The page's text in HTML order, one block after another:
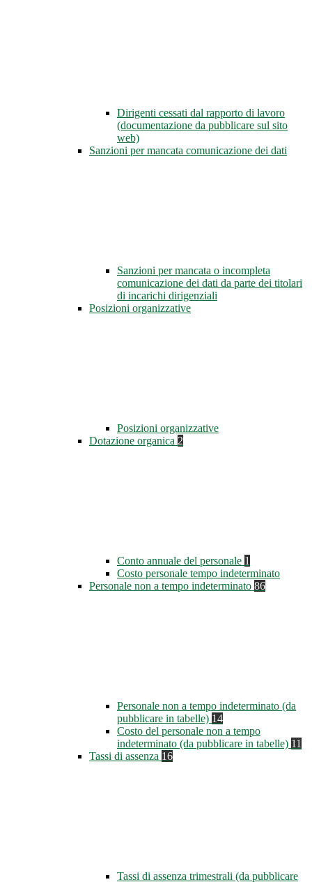
Dirigenti cessati dal rapporto di lavoro
(documentazione da pubblicare sul sito
web)
Sanzioni per mancata comunicazione dei dati
Sanzioni per mancata o incompleta
comunicazione dei dati da parte dei titolari
di incarichi dirigenziali
Posizioni organizzative
Posizioni organizzative
Dotazione organica 2
Conto annuale del personale 1
Costo personale tempo indeterminato
Personale non a tempo indeterminato 86
Personale non a tempo indeterminato (da
pubblicare in tabelle) 14
Costo del personale non a tempo
indeterminato (da pubblicare in tabelle) 11
Tassi di assenza 16
Tassi di assenza trimestrali (da pubblicare